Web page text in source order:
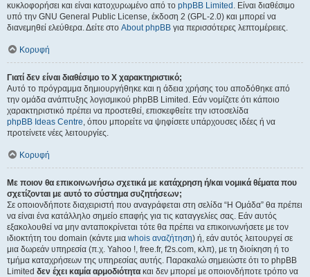
κυκλοφορήσει και είναι κατοχυρωμένο από το phpBB Limited . Είναι διαθέσιμο
υπό την GNU General Public License, έκδοση 2 (GPL-2.0) και μπορεί να
διανεμηθεί ελεύθερα. Δείτε στο About phpBB για περισσότερες λεπτομέρειες.
Κορυφή
Γιατί δεν είναι διαθέσιμο το Χ χαρακτηριστικό;
Αυτό το πρόγραμμα δημιουργήθηκε και η άδεια χρήσης του αποδόθηκε από
την ομάδα ανάπτυξης λογισμικού phpBB Limited. Εάν νομίζετε ότι κάποιο
χαρακτηριστικό πρέπει να προστεθεί, επισκεφθείτε την ιστοσελίδα
phpBB Ideas Centre, όπου μπορείτε να ψηφίσετε υπάρχουσες ιδέες ή να
προτείνετε νέες λειτουργίες.
Κορυφή
Με ποιον θα επικοινωνήσω σχετικά με κατάχρηση ή/και νομικά θέματα που
σχετίζονται με αυτό το σύστημα συζητήσεων;
Σε οποιονδήποτε διαχειριστή που αναγράφεται στη σελίδα “Η Ομάδα” θα πρέπει
να είναι ένα κατάλληλο σημείο επαφής για τις καταγγελίες σας. Εάν αυτός
εξακολουθεί να μην ανταποκρίνεται τότε θα πρέπει να επικοινωνήσετε με τον
ιδιοκτήτη του domain (κάντε μια whois αναζήτηση) ή, εάν αυτός λειτουργεί σε
μια δωρεάν υπηρεσία (π.χ. Yahoo !, free.fr, f2s.com, κλπ), με τη διοίκηση ή το
τμήμα καταχρήσεων της υπηρεσίας αυτής. Παρακαλώ σημειώστε ότι το phpBB
Limited δεν έχει καμία αρμοδιότητα και δεν μπορεί με οποιονδήποτε τρόπο να